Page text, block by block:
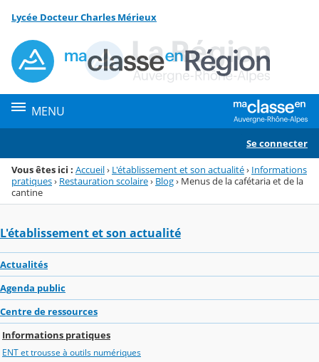
Menu de la rubrique
Contenu
Lycée Docteur Charles Mérieux
MENU
Se connecter
Vous êtes ici : Accueil› L'établissement et son actualité› Informations
pratiques› Restauration scolaire› Blog› Menus de la cafétaria et de la
cantine
L'établissement et son actualité
Actualités
Agenda public
Centre de ressources
Informations pratiques
ENT et trousse à outils numériques